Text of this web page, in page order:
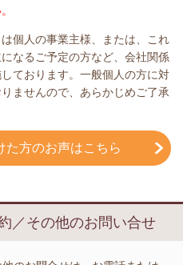
個人の事業主様、または、これ
なるご予定の方など、会社関係
ております。一般個人の方に対
ませんので、あらかじめご了承
た方のお声はこちら
／その他のお問い合せ